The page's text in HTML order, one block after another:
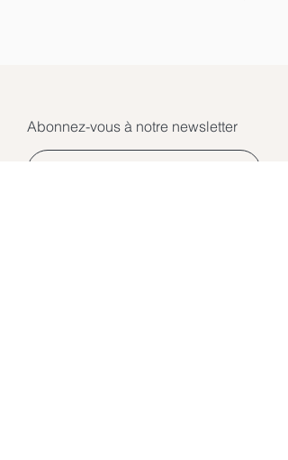
Abonnez-vous à notre newsletter